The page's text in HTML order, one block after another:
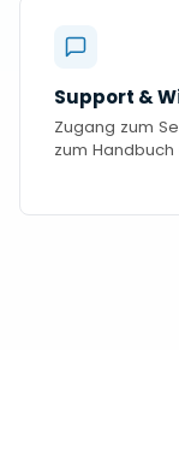
Support &
Zugang zum
zum